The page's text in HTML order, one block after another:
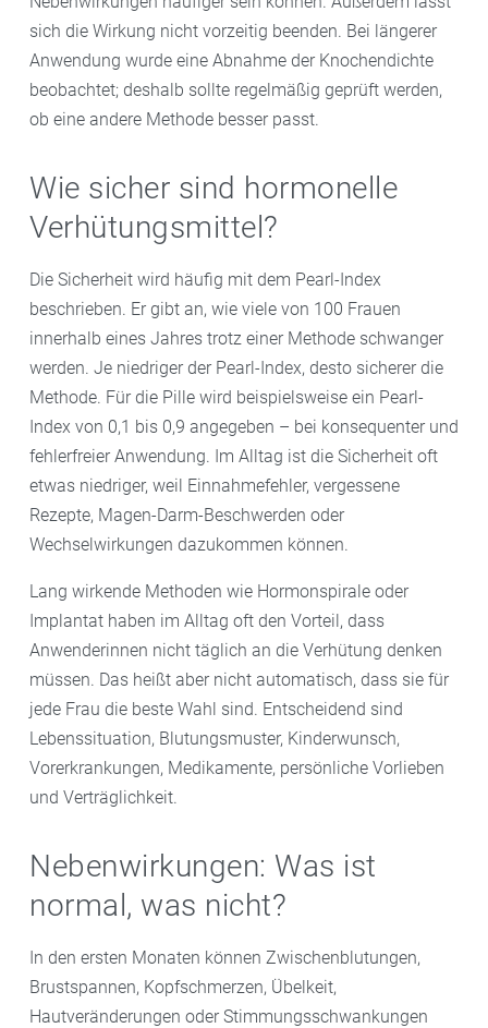
sich die Wirkung nicht vorzeitig beenden. Bei längerer
Anwendung wurde eine Abnahme der Knochendichte
beobachtet; deshalb sollte regelmäßig geprüft werden,
ob eine andere Methode besser passt.
Wie sicher sind hormonelle
Verhütungsmittel?
Die Sicherheit wird häufig mit dem Pearl-Index
beschrieben. Er gibt an, wie viele von 100 Frauen
innerhalb eines Jahres trotz einer Methode schwanger
werden. Je niedriger der Pearl-Index, desto sicherer die
Methode. Für die Pille wird beispielsweise ein Pearl-
Index von 0,1 bis 0,9 angegeben – bei konsequenter und
fehlerfreier Anwendung. Im Alltag ist die Sicherheit oft
etwas niedriger, weil Einnahmefehler, vergessene
Rezepte, Magen-Darm-Beschwerden oder
Wechselwirkungen dazukommen können.
Lang wirkende Methoden wie Hormonspirale oder
Implantat haben im Alltag oft den Vorteil, dass
Anwenderinnen nicht täglich an die Verhütung denken
müssen. Das heißt aber nicht automatisch, dass sie für
jede Frau die beste Wahl sind. Entscheidend sind
Lebenssituation, Blutungsmuster, Kinderwunsch,
Vorerkrankungen, Medikamente, persönliche Vorlieben
und Verträglichkeit.
Nebenwirkungen: Was ist
normal, was nicht?
In den ersten Monaten können Zwischenblutungen,
Brustspannen, Kopfschmerzen, Übelkeit,
Hautveränderungen oder Stimmungsschwankungen